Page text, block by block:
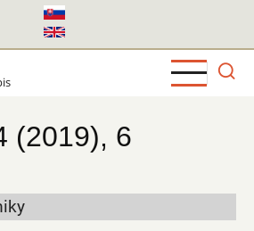
(2019), 6